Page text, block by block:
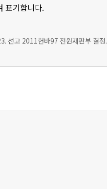
표기합니다.
선고 2011헌바97 전원재판부 결정.